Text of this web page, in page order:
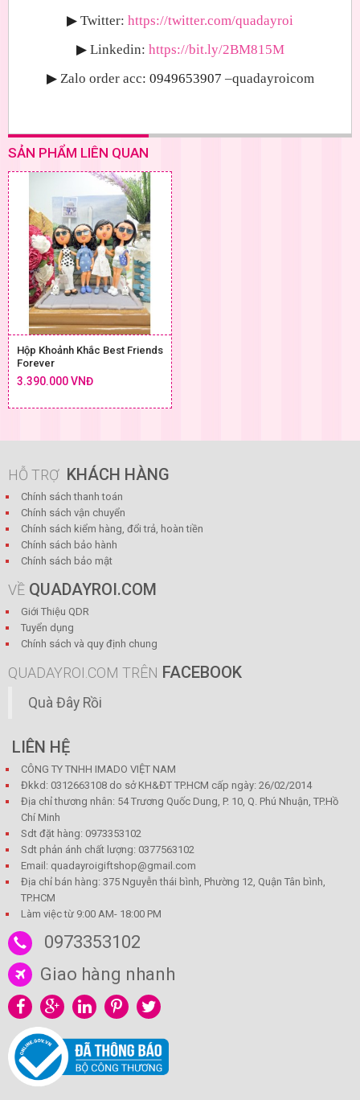
▶ Twitter: https://twitter.com/quadayroi
▶ Linkedin: https://bit.ly/2BM815M
▶ Zalo order acc: 0949653907 –quadayroicom
SẢN PHẨM LIÊN QUAN
Hộp Khoảnh Khắc Best Friends
Forever
3.390.000 VNĐ
HỖ TRỢ KHÁCH HÀNG
Chính sách thanh toán
Chính sách vận chuyển
Chính sách kiểm hàng, đổi trả, hoàn tiền
Chính sách bảo hành
Chính sách bảo mật
VỀ QUADAYROI.COM
Giới Thiệu QDR
Tuyển dụng
Chính sách và quy định chung
QUADAYROI.COM TRÊN FACEBOOK
Quà Đây Rồi
LIÊN HỆ
CÔNG TY TNHH IMADO VIỆT NAM
Đkkd: 0312663108 do sở KH&ĐT TP.HCM cấp ngày: 26/02/2014
Địa chỉ thương nhân: 54 Trương Quốc Dung, P. 10, Q. Phú Nhuận, TP.Hồ
Chí Minh
Sdt đặt hàng: 0973353102
Sdt phản ánh chất lượng: 0377563102
Email: quadayroigiftshop@gmail.com
Địa chỉ bán hàng: 375 Nguyễn thái bình, Phường 12, Quận Tân bình,
TP.HCM
Làm việc từ 9:00 AM- 18:00 PM
0973353102
Giao hàng nhanh